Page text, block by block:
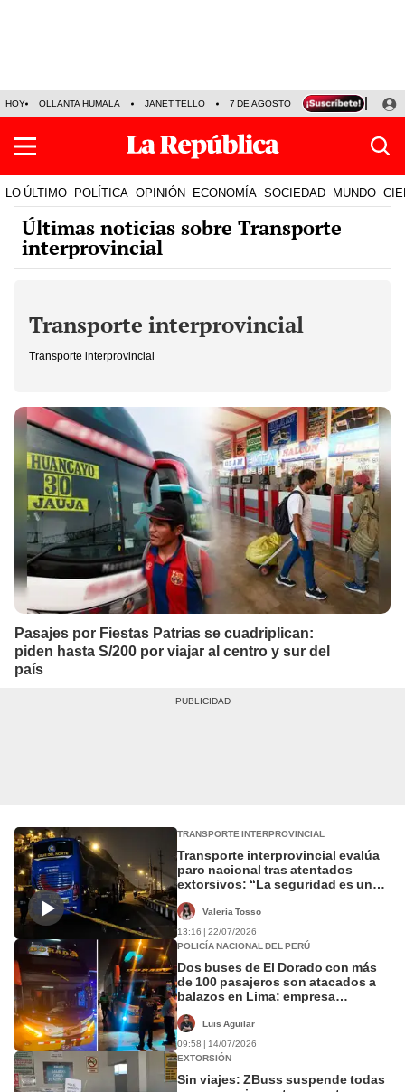
HOY OLLANTA HUMALA JANET TELLO 7 DE AGOSTO TINKA RESULTADOS
LO ÚLTIMO POLÍTICA OPINIÓN ECONOMÍA SOCIEDAD MUNDO
Últimas noticias sobre Transporte
interprovincial
Transporte interprovincial
Transporte interprovincial
Pasajes por Fiestas Patrias se cuadriplican:
piden hasta S/200 por viajar al centro y sur del
país
TRANSPORTE INTERPROVINCIAL
Transporte interprovincial evalúa
paro nacional tras atentados
extorsivos: “La seguridad es un
Valeria Tosso
13:16 | 22/07/2026
POLICÍA NACIONAL DEL PERÚ
Dos buses de El Dorado con más
de 100 pasajeros son atacados a
balazos en Lima: empresa
Luis Aguilar
09:58 | 14/07/2026
EXTORSIÓN
Sin viajes: ZBuss suspende todas